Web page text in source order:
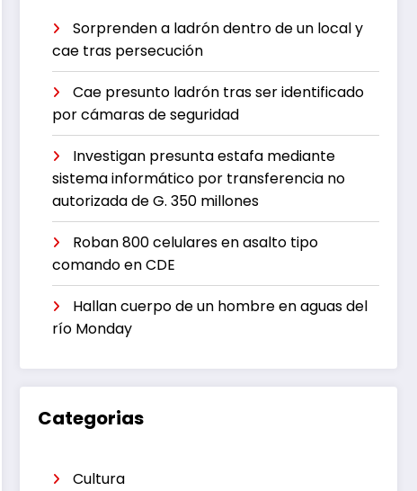
Sorprenden a ladrón dentro de un local y
cae tras persecución
Cae presunto ladrón tras ser identificado
por cámaras de seguridad
Investigan presunta estafa mediante
sistema informático por transferencia no
autorizada de G. 350 millones
Roban 800 celulares en asalto tipo
comando en CDE
Hallan cuerpo de un hombre en aguas del
río Monday
Categorias
Cultura